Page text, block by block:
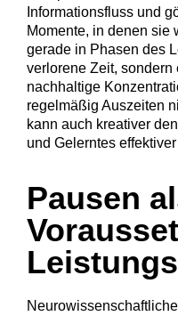
Informationsfluss und
Momente, in denen sie
gerade in Phasen des
verlorene Zeit,
nachhaltige
regelmäßig Auszeiten
kann auch kreativer
und Gelerntes
Pausen